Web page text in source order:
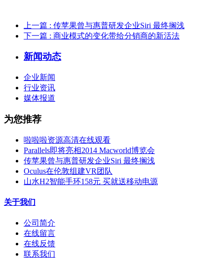
上一篇 : 传苹果曾与惠普研发企业Siri 最终搁浅
下一篇 : 商业模式的变化带给分销商的新活法
新闻动态
企业新闻
行业资讯
媒体报道
为您推荐
啦啦啦资源高清在线观看
Parallels即将亮相2014 Macworld博览会
传苹果曾与惠普研发企业Siri 最终搁浅
Oculus在伦敦组建VR团队
山水H2智能手环158元 买就送移动电源
关于我们
公司简介
在线留言
在线反馈
联系我们